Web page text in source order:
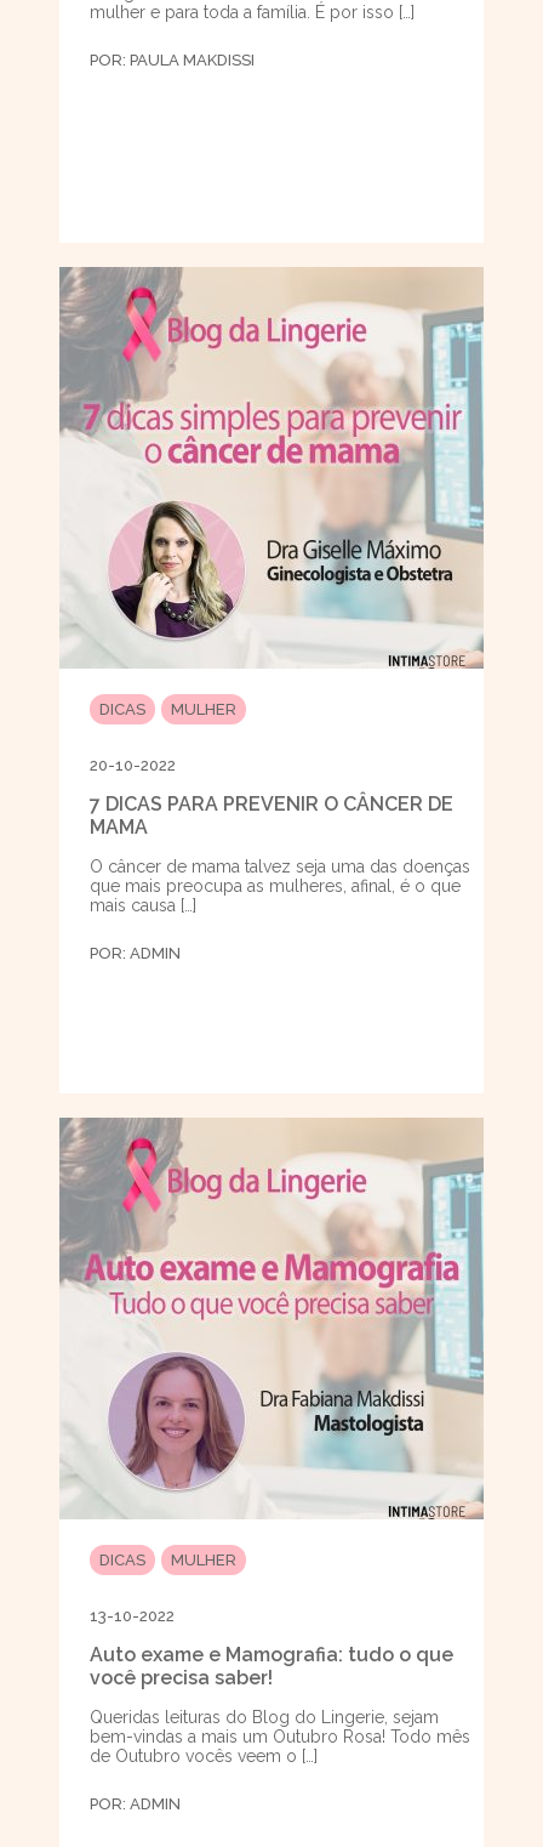
mulher e para toda a família. É por isso […]
POR: PAULA MAKDISSI
DICAS MULHER
20-10-2022
7 DICAS PARA PREVENIR O CÂNCER DE
MAMA
O câncer de mama talvez seja uma das doenças
que mais preocupa as mulheres, afinal, é o que
mais causa […]
POR: ADMIN
DICAS MULHER
13-10-2022
Auto exame e Mamografia: tudo o que
você precisa saber!
Queridas leituras do Blog do Lingerie, sejam
bem-vindas a mais um Outubro Rosa! Todo mês
de Outubro vocês veem o […]
POR: ADMIN